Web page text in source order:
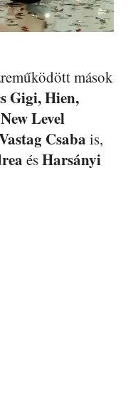
mások
Gigi, Hien,
Level
Csaba is,
ésHarsányi